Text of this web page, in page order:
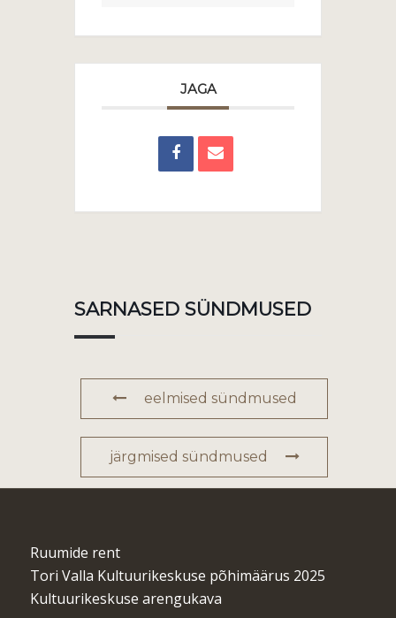
JAGA
SARNASED SÜNDMUSED
eelmised sündmused
järgmised sündmused
Ruumide rent
Tori Valla Kultuurikeskuse põhimäärus 2025
Kultuurikeskuse arengukava